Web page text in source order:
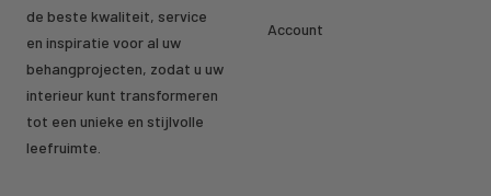
de beste kwaliteit, service
en inspiratie voor al uw
behangprojecten, zodat u uw
interieur kunt transformeren
tot een unieke en stijlvolle
leefruimte.
Account